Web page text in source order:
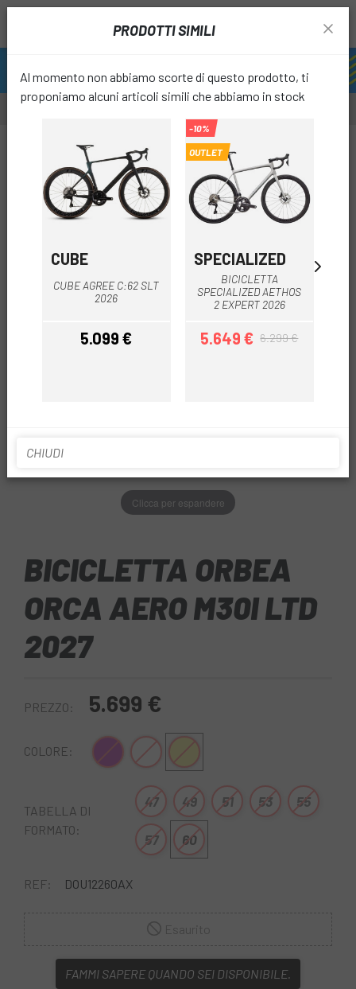
Clicca per espandere
BICICLETTA ORBEA
ORCA AERO M30I LTD
2027
PREZZO: 5.699 €
COLORE: Bianco giallo
Grigio-oro
TABELLA DI
FORMATO:
47 49 51 53 55
57 60
REF: DOU12260AX
FAMMI SAPERE QUANDO SEI DISPONIBILE.
PRODOTTI SIMILI
Al momento non abbiamo scorte di questo prodotto, ti
proponiamo alcuni articoli simili che abbiamo in stock
CUBE
CUBE AGREE C:62 SLT
2026
Prezzo
5.099 €
-10%
OUTLET
SPECIALIZED
BICICLETTA
SPECIALIZED AETHOS
2 EXPERT 2026
Prezzo
5.649 €Prezzo base
6.299 €
CHIUDI